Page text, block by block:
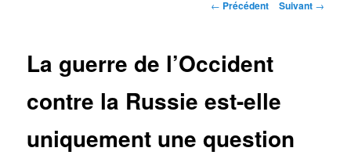
Navigation
← Précédent Suivant →
La guerre de l’Occident
contre la Russie est-elle
uniquement une question